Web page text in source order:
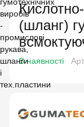
(шланг)
В наявності